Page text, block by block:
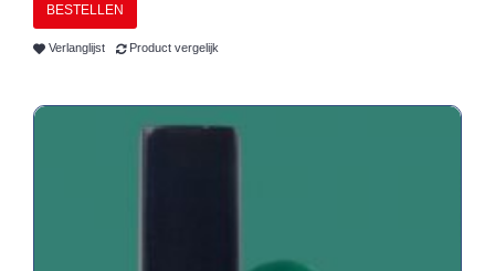
BESTELLEN
Verlanglijst Product vergelijk